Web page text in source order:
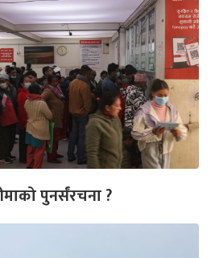
पुनर्संरचना ?